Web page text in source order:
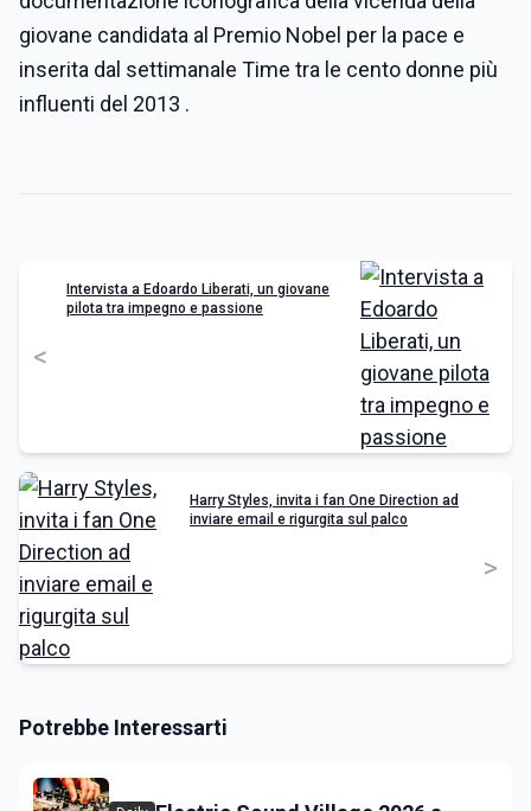
giovane candidata al Premio Nobel per la pace e
inserita dal settimanale Time tra le cento donne più
influenti del 2013 .
<
Intervista a Edoardo Liberati, un giovane
pilota tra impegno e passione
Harry Styles, invita i fan One Direction ad
inviare email e rigurgita sul palco
>
Potrebbe Interessarti